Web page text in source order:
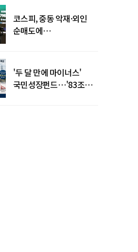
코스피, 중동 악재·외인
순매도에
'두 달 만에 마이너스'
국민성장펀드…'83조